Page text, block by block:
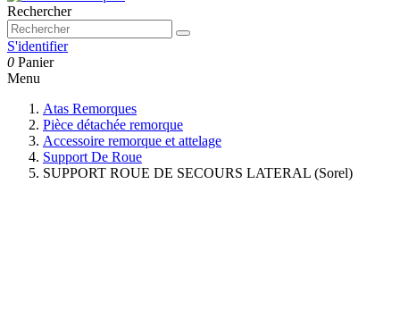
Rechercher
S'identifier
0 Panier
Menu
Atas Remorques
Pièce détachée remorque
Accessoire remorque et attelage
Support De Roue
SUPPORT ROUE DE SECOURS LATERAL (Sorel)